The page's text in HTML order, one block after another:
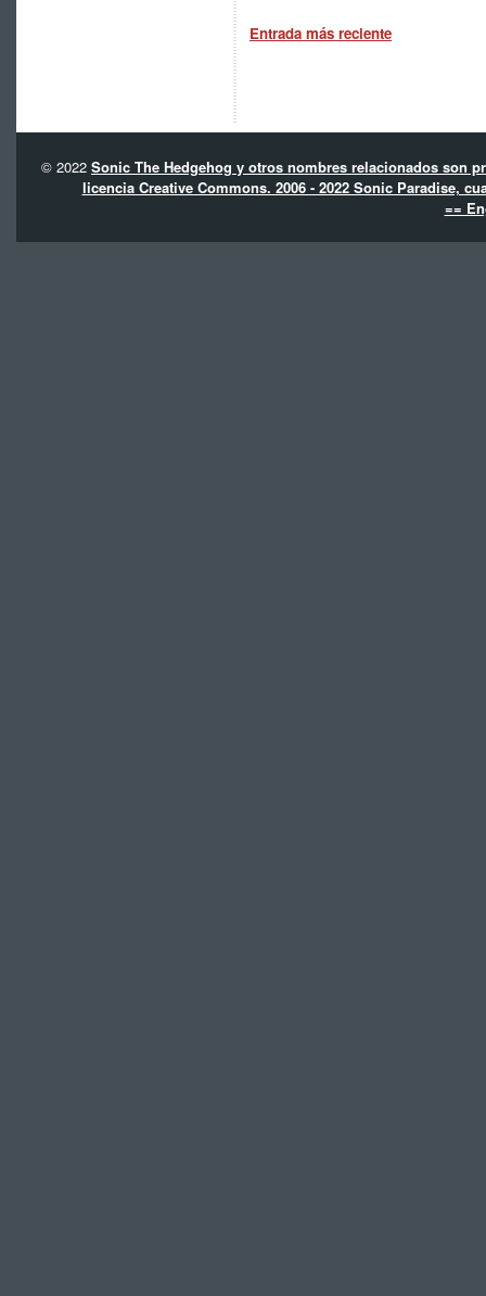
Entrada más reciente
© 2022 Sonic The Hedgehog y otros nombres relacionados son
licencia Creative Commons. 2006 - 2022 Sonic Paradise,
==